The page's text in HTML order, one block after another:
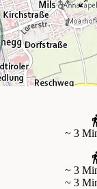
~ 3
~ 3
~ 3